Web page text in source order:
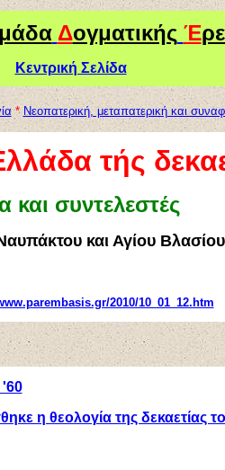
μάδα Δογματικής Έ
Κεντρική Σελίδα
* Νεοπατερική, μεταπατερική και
τής
και συντελεστές
και Αγίου
2010/10_01_12.htm
'60
η θεολογία της δεκαετίας